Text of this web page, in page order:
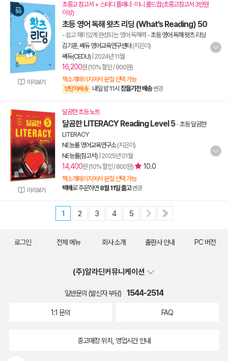
미리보기
초중고 참고서 + 스터디 플래너 · 미니 콜드컵 (초중고참고서 3만원
이상)
초등 영어 독해 왓츠 리딩 (What’s Reading) 50
- 쉽고 재미있게 완성되는 영어 독해력 -초등 영어 독해 왓츠 리딩
김기훈, 쎄듀 영어교육연구센터 (지은이)
쎄듀(CEDU) 2024년 11월
16,200원 (10% 할인 / 900원)
책소개페이지에서 분철 선택 가능
양탄자배송 내일 밤 11시 잠들기전 배송 변경
미리보기
달곰한 초등 노트
달곰한 LITERACY Reading Level 5-초등 달곰한
LITERACY
NE능률 영어교육연구소(지은이)
NE능률(참고서) 2025년 01월
14,400원 (10% 할인 / 800원) 10.0
책소개페이지에서 분철 선택 가능
택배로 주문하면 8월 11일 출고 변경
1 2 3 4 5
로그인 전체 메뉴 회사 소개 출판사 안내 PC 버전
(주)알라딘커뮤니케이션
일반문의 (발신자 부담) 1544-2514
1:1 문의 FAQ
중고매장 위치, 영업시간 안내